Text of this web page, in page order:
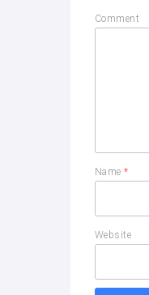
Comment
Name*
Website